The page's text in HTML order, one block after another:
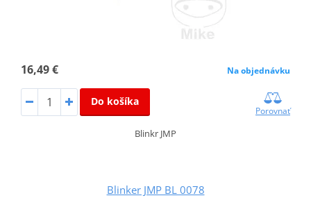
16,49 € Na objednávku
Do košíka
Porovnať
Blinkr JMP
Blinker JMP BL 0078